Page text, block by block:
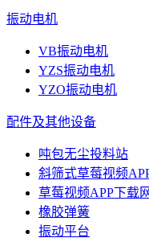
振动电机
VB振动电机
YZS振动电机
YZO振动电机
配件及其他设备
吨包无尘投料站
斜筛式草莓视频
草莓视频APP下载
橡胶弹簧
振动平台